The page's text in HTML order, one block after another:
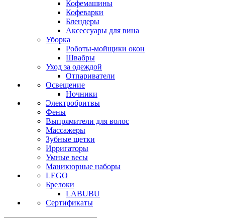
Кофемашины
Кофеварки
Блендеры
Аксессуары для вина
Уборка
Роботы-мойщики окон
Швабры
Уход за одеждой
Отпариватели
Освещение
Ночники
Электробритвы
Фены
Выпрямители для волос
Массажеры
Зубные щетки
Ирригаторы
Умные весы
Маникюрные наборы
LEGO
Брелоки
LABUBU
Сертификаты